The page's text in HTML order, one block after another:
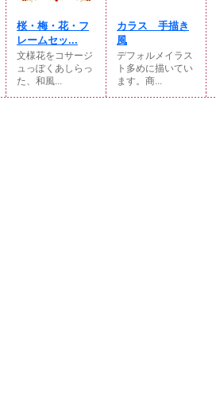
桜・梅・花・フ
レームセッ...
文様花をコサージ
ュっぽくあしらっ
た、和風...
カラス 手描き
風
デフォルメイラス
ト多めに描いてい
ます。商...